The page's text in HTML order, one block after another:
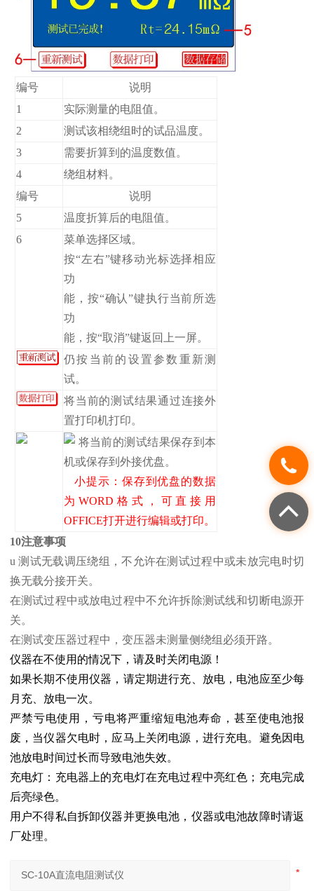
编号
说明
1
实际测量的电阻值。
2
测试该相绕组时的试品温度。
3
需要折算到的温度数值。
4
绕组材料。
编号
说明
5
温度折算后的电阻值。
6
菜单选择区域。
按“左右”键移动光标选择相应
功
能，按“确认”键执行当前所选
功
能，按“取消”键返回上一屏。
仍按当前的设置参数重新测
试。
将当前的测试结果通过连接外
置打印机打印。
将当前的测试结果保存到本
机或保存到外接优盘。
小提示：保存到优盘的数据
为WORD格式，可直接用
OFFICE打开进行编辑或打印。
10注意事项
u 测试无载调压绕组，不允许在测试过程中或未放完电时切
换无载分接开关。
在测试过程中或放电过程中不允许拆除测试线和切断电源开
关。
在测试变压器过程中，变压器未测量侧绕组必须开路。
仪器在不使用的情况下，请及时关闭电源！
如果长期不使用仪器，请定期进行充、放电，电池应至少每
月充、放电一次。
严禁亏电使用，亏电将严重缩短电池寿命，甚至使电池报
废，当仪器欠电时，应马上关闭电源，进行充电。避免因电
池放电时间过长而导致电池失效。
充电灯：充电器上的充电灯在充电过程中亮红色；充电完成
后亮绿色。
用户不得私自拆卸仪器并更换电池，仪器或电池故障时请返
厂处理。